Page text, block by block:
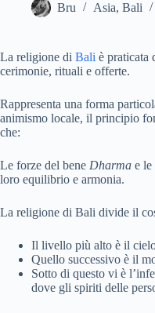
Bru Asia, Bali
La religione di Bali è praticata
cerimonie, rituali e offerte.
Rappresenta una forma
animismo locale, il principio
che:
Le forze del bene Dharma e le
loro equilibrio e armonia.
La religione di Bali divide il
Il livello più alto è il
Quello successivo è il
Sotto di questo vi è
dove gli spiriti delle